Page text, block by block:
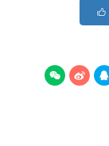

  